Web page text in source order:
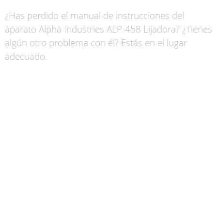
¿Has perdido el manual de instrucciones del
aparato Alpha Industries AEP-458 Lijadora? ¿Tienes
algún otro problema con él? Estás en el lugar
adecuado.